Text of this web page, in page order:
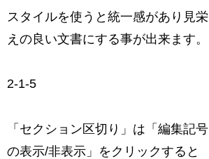
スタイルを使うと統一感があり見栄
えの良い文書にする事が出来ます。
2-1-5
「セクション区切り」は「編集記号
の表示/非表示」をクリックすると